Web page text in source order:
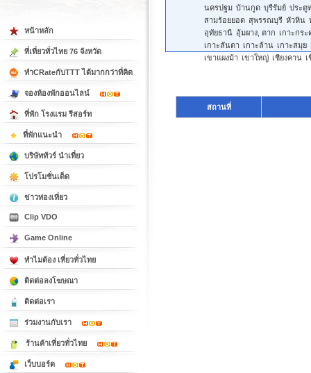
นครปฐม บ้านกูด บุรีรัมย์ ประตู
สามร้อยยอด สุพรรณบุรี หัวหิน
อุทัยธานี อุ้มผาง, ตาก เกาะกร
เกาะลันตา เกาะล้าน เกาะสมุย
เขาแผงม้า เขาใหญ่ เชียงคาน
สถานที่
หน้าหลัก
ที่เที่ยวทั่วไทย 76 จังหวัด
ทำCRateกับTTT ได้มากกว่าที่คิด
จองห้องพักออนไลน์
ที่พัก โรงแรม รีสอร์ท
ที่พักแนะนำ
บริษัททัวร์ นำเที่ยว
โปรโมชั่นเด็ด
ข่าวท่องเที่ยว
Clip VDO
Game Online
ทำไมต้อง เที่ยวทั่วไทย
ติดต่อลงโฆษณา
ติดต่อเรา
ร่วมงานกับเรา
ร้านค้าเที่ยวทั่วไทย
เว็บบอร์ด